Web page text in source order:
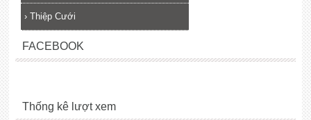
› Thiệp Cưới
FACEBOOK
Thống kê lượt xem